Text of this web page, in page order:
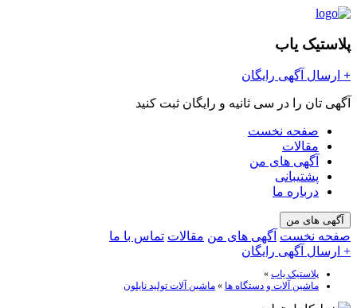
پلاستیک یاب
+ ارسال آگهی رایگان
آگهی تان را در سی ثانیه و رایگان ثبت کنید
صفحه نخست
مقالات
آگهی های من
پشتیبانی
درباره ما
آگهی های من
صفحه نخست آگهی های من مقالات تماس با ما
+ ارسال آگهی رایگان
پلاستیک یاب »
ماشین آلات و دستگاه ها » ماشین آلات تولید نایلون